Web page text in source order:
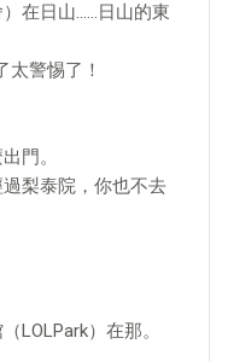
在日山……日山的東
警惕了！
門。
梨泰院，你也不去
LOLPark）在那。